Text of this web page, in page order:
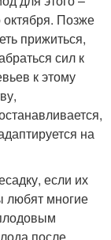
Позже
прижиться,
сил к
к этому
на
если их
любят многие
после